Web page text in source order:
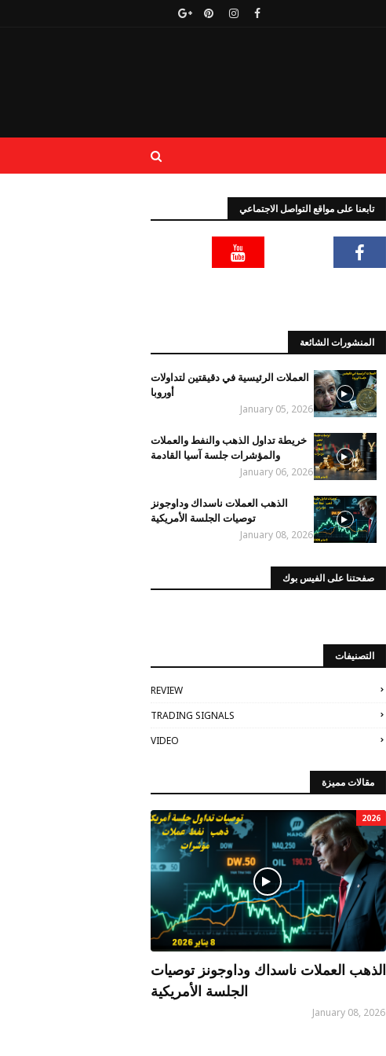
تابعنا على مواقع التواصل الاجتماعي
المنشورات الشائعة
العملات الرئيسية في دقيقتين لتداولات
أوروبا
January 05, 2026
خريطة تداول الذهب والنفط والعملات
والمؤشرات جلسة آسيا القادمة
January 06, 2026
الذهب العملات ناسداك وداوجونز
توصيات الجلسة الأمريكية
January 08, 2026
صفحتنا على الفيس بوك
التصنيفات
REVIEW
TRADING SIGNALS
VIDEO
مقالات مميزة
2026
الذهب العملات ناسداك وداوجونز توصيات
الجلسة الأمريكية
January 08, 2026